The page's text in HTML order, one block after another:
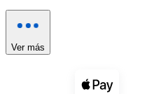
Ver todo
Compra
Comprar con efectivo
Ver más